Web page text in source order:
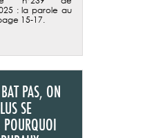
: la parole au
15-17.
PAS, ON
SE